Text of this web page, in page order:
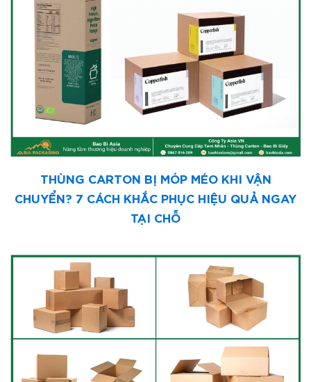
THÙNG CARTON BỊ MÓP MÉO KHI VẬN
CHUYỂN? 7 CÁCH KHẮC PHỤC HIỆU QUẢ NGAY
TẠI CHỖ